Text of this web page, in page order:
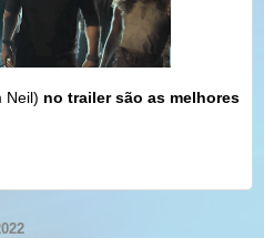
Neil) no trailer são as melhores